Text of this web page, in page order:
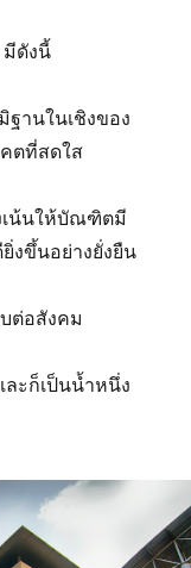
ดังนี้
ฐานในเชิงของ
ตที่สดใส
เน้นให้บัณฑิตมี
งขึ้นอย่างยั่งยืน
ต่อสังคม
ะก็เป็นน้ำหนึ่ง